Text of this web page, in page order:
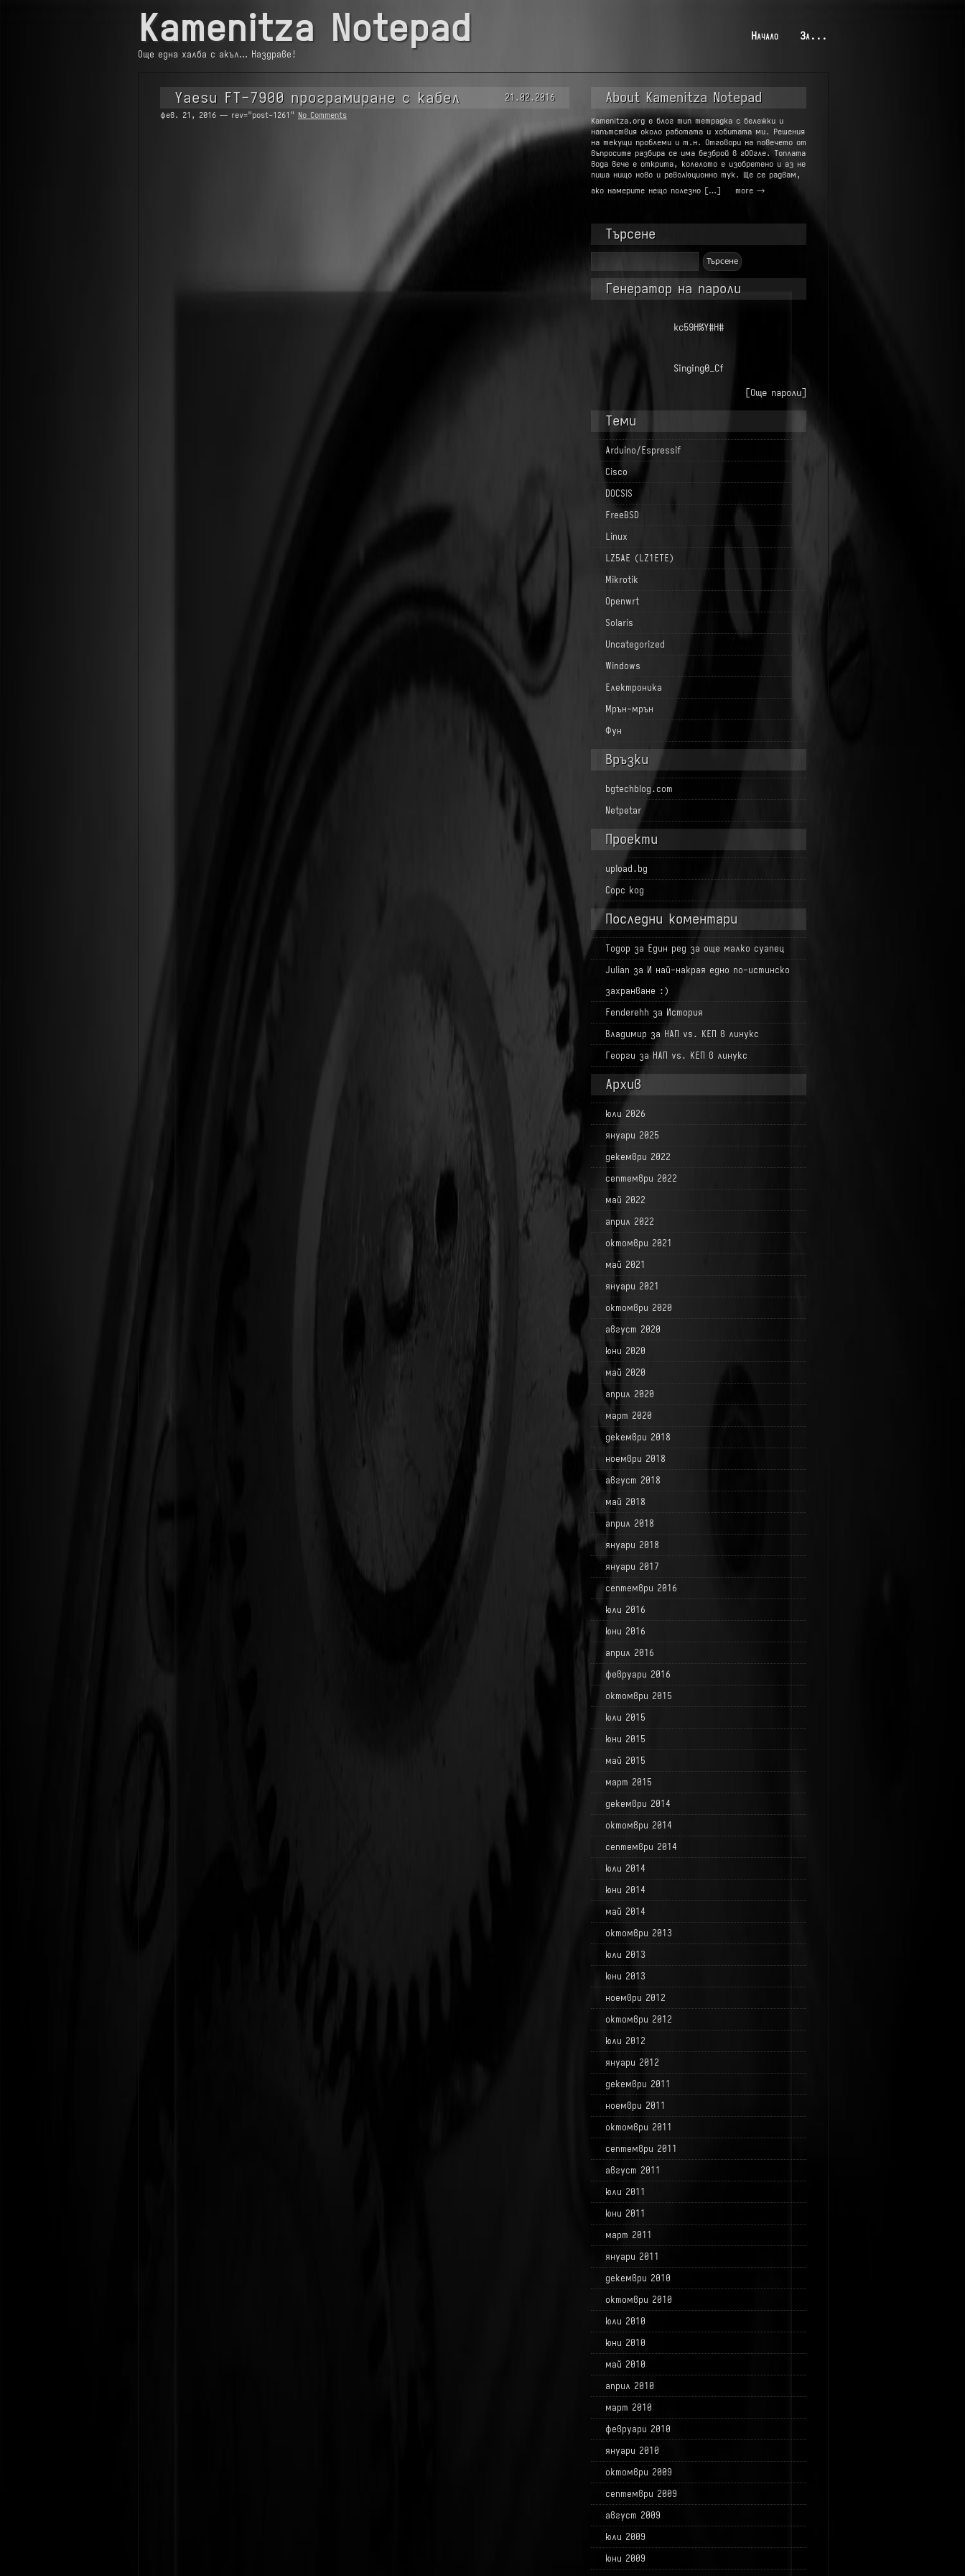
Kamenitza Notepad
Още една халба с акъл… Наздраве!
Начало За...
Yaesu FT-7900 програмиране с кабел 21.02.2016
фев. 21, 2016 — rev="post-1261" No Comments
About Kamenitza Notepad
Kamenitza.org е блог тип тетрадка с бележки и
напътствия около работата и хобитата ми. Решения
на текущи проблеми и т.н. Отговори на повечето от
въпросите разбира се има безброй в гООгле. Топлата
вода вече е открита, колелото е изобретено и аз не
пиша нищо ново и революционно тук. Ще се радвам,
ако намерите нещо полезно […]
more →
Търсене
за:
Генератор на пароли
kc59H%Y#H#
Singing0_Cf
[Още пароли]
Теми
Arduino/Espressif
Cisco
DOCSIS
FreeBSD
Linux
LZ5AE (LZ1ETE)
Mikrotik
Openwrt
Solaris
Uncategorized
Windows
Електроника
Мрън-мрън
Фун
Връзки
bgtechblog.com
Netpetar
Проекти
upload.bg
Сорс код
Последни коментари
Тодор за Един ред за още малко суапец
Julian за И най-накрая едно по-истинско
захранване :)
Fenderehh за История
Владимир за НАП vs. КЕП в линукс
Георги за НАП vs. КЕП в линукс
Архив
юли 2026
януари 2025
декември 2022
септември 2022
май 2022
април 2022
октомври 2021
май 2021
януари 2021
октомври 2020
август 2020
юни 2020
май 2020
април 2020
март 2020
декември 2018
ноември 2018
август 2018
май 2018
април 2018
януари 2018
януари 2017
септември 2016
юли 2016
юни 2016
април 2016
февруари 2016
октомври 2015
юли 2015
юни 2015
май 2015
март 2015
декември 2014
октомври 2014
септември 2014
юли 2014
юни 2014
май 2014
октомври 2013
юли 2013
юни 2013
ноември 2012
октомври 2012
юли 2012
януари 2012
декември 2011
ноември 2011
октомври 2011
септември 2011
август 2011
юли 2011
юни 2011
март 2011
януари 2011
декември 2010
октомври 2010
юли 2010
юни 2010
май 2010
април 2010
март 2010
февруари 2010
януари 2010
октомври 2009
септември 2009
август 2009
юли 2009
юни 2009